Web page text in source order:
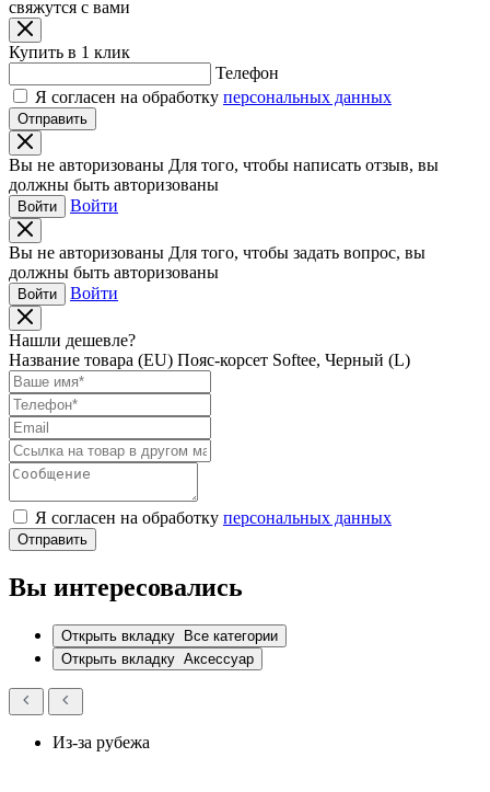
свяжутся с вами
Купить в 1 клик
Телефон
Я согласен на обработку персональных данных
Отправить
Вы не авторизованы Для того, чтобы написать отзыв, вы
должны быть авторизованы
Войти Войти
Вы не авторизованы Для того, чтобы задать вопрос, вы
должны быть авторизованы
Войти Войти
Нашли дешевле?
Название товара (EU) Пояс-корсет Softee, Черный (L)
Я согласен на обработку персональных данных
Отправить
Вы интересовались
Открыть вкладку
Все категории
Открыть вкладку Аксессуар
Из-за рубежа